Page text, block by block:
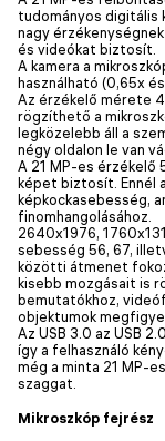
tudományos digitális
nagy
és videókat biztosít.
A kamera a
használható (0,65x
Az érzékelő mérete
rögzíthető a
legközelebb áll a
négy oldalon le van
A 21 MP-es
képet biztosít. Ennél
képkockasebesség,
finomhangolásához.
2640x1976,
sebesség 56, 67,
közötti átmenet
kisebb mozgásait is
bemutatókhoz,
objektumok
Az USB 3.0 az USB
így a felhasználó
még a minta 21 MP-
szaggat.
Mikroszkóp fejrész